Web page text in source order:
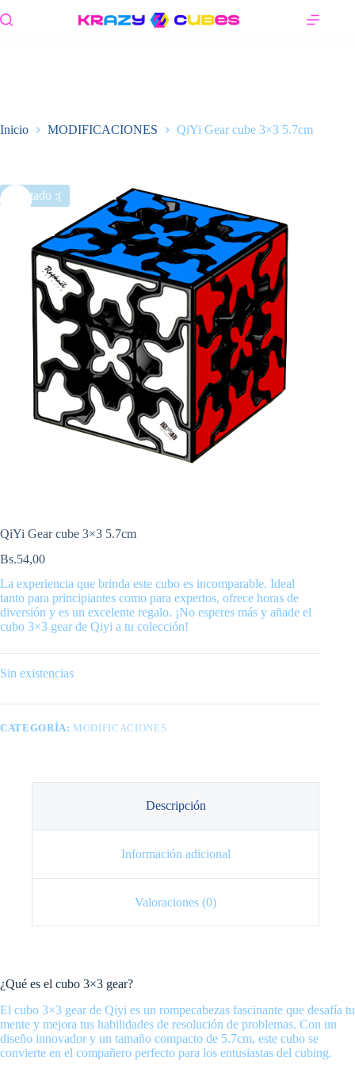
al
Inicio MODIFICACIONES QiYi Gear cube 3×3 5.7cm
Agotado :(
QiYi Gear cube 3×3 5.7cm
Bs.54,00
La experiencia que brinda este cubo es incomparable. Ideal
tanto para principiantes como para expertos, ofrece horas de
diversión y es un excelente regalo. ¡No esperes más y añade el
cubo 3×3 gear de Qiyi a tu colección!
Sin existencias
CATEGORÍA: MODIFICACIONES
Descripción
Información adicional
Valoraciones (0)
¿Qué es el cubo 3×3 gear?
El cubo 3×3 gear de Qiyi es un rompecabezas fascinante que desafía tu
mente y mejora tus habilidades de resolución de problemas. Con un
diseño innovador y un tamaño compacto de 5.7cm, este cubo se
convierte en el compañero perfecto para los entusiastas del cubing.